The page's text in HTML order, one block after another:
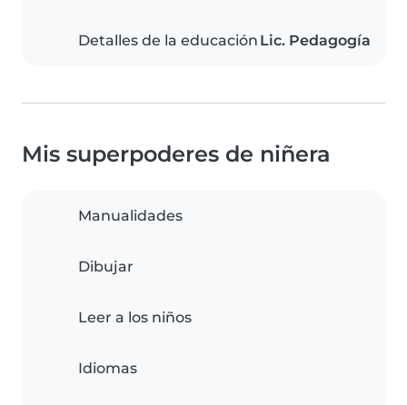
Detalles de la educación Lic. Pedagogía
Mis superpoderes de niñera
Manualidades
Dibujar
Leer a los niños
Idiomas